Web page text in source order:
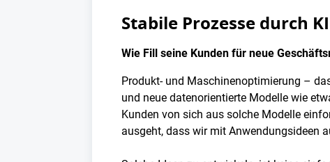
Stabile Prozesse durch KI
Wie Fill seine Kunden für neue
Produkt- und Maschinenoptimierung –
und neue datenorientierte Modelle wie
Kunden von sich aus solche Modelle
ausgeht, dass wir mit Anwendungsideen